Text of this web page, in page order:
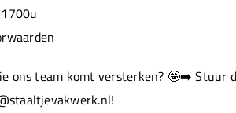
ons team komt versterken? 🤩➡️ Stuur